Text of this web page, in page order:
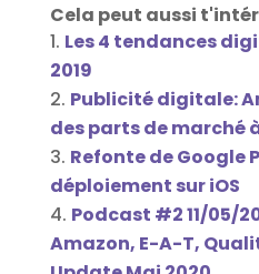
Cela peut aussi
Les 4 tendances
2019
Publicité digitale:
des parts de marché
Refonte de Google
déploiement sur iOS
Podcast #2 11/05/
Amazon, E-A-T,